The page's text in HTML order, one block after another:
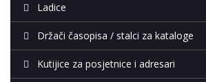
Ladice
Držači časopisa / stalci za kataloge
Kutijice za posjetnice i adresari